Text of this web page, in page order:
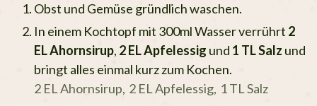
Obst und Gemüse gründlich waschen.
In einem Kochtopf mit 300ml Wasser verrührt 2
EL Ahornsirup, 2 EL Apfelessig und 1 TL Salz und
bringt alles einmal kurz zum Kochen.
2 EL Ahornsirup, 2 EL Apfelessig, 1 TL Salz